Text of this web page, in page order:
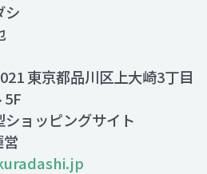
シ
東京都品川区上大崎3丁目
5F
ョッピングサイト
営